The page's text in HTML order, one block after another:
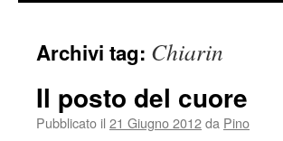
Archivi tag: Chiarin
Il posto del cuore
Pubblicato il 21 Giugno 2012da Pino